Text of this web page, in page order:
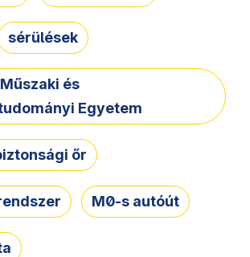
sérülések
és
Egyetem
őr
M0-s autóút